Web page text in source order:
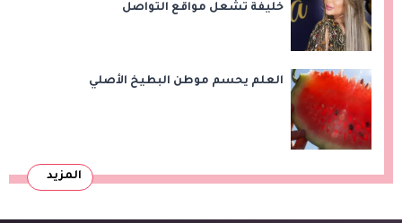
خليفة تشعل مواقع التواصل
العلم يحسم موطن البطيخ الأصلي
المزيد